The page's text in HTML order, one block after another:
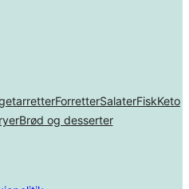
ForretterSalaterFiskKeto
Brød og desserter